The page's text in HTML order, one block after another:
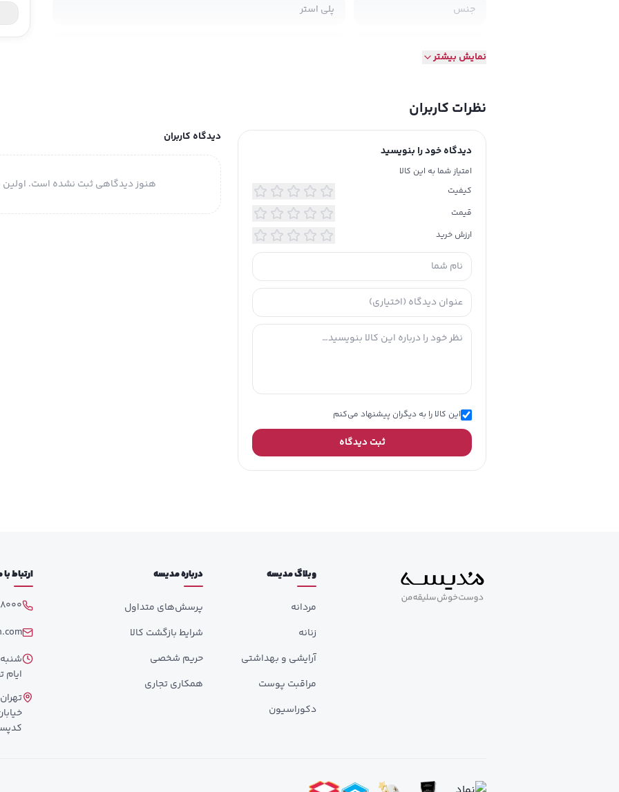
جنس پلی استر
نمایش بیشتر
نظرات کاربران
دیدگاه خود را بنویسید
امتیاز شما به این کالا
کیفیت
قیمت
ارزش خرید
این کالا را به دیگران پیشنهاد می‌کنم
ثبت دیدگاه
دیدگاه کاربران
هنوز دیدگاهی ثبت نشده است.
وبلاگ مدیسه
مردانه
زنانه
آرایشی و بهداشتی
مراقبت پوست
دکوراسیون
درباره مدیسه
پرسش‌های متداول
شرایط بازگشت کالا
حریم شخصی
همکاری تجاری
ارتباط
ایام
کدپستی: